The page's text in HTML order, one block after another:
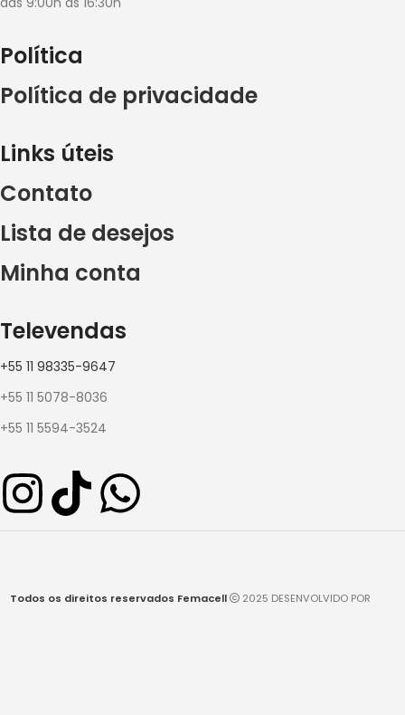
Política
Política de privacidade
Links úteis
Contato
Lista de desejos
Minha conta
Televendas
+55 11 98335-9647
+55 11 5078-8036
+55 11 5594-3524
Todos os direitos reservados Femacell 2025 DESENVOLVIDO POR